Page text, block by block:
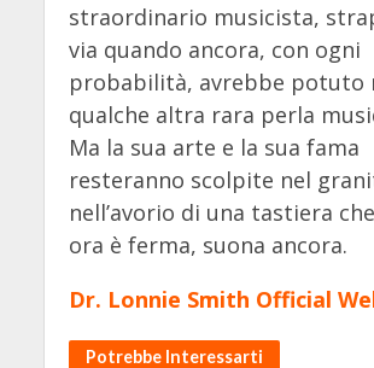
straordinario musicista,
via quando ancora, con ogni
probabilità, avrebbe potuto
qualche altra rara perla
Ma la sua arte e la sua fama
resteranno scolpite nel
nell’avorio di una tastiera
ora è ferma, suona ancora.
Dr. Lonnie Smith Official
Potrebbe Interessarti